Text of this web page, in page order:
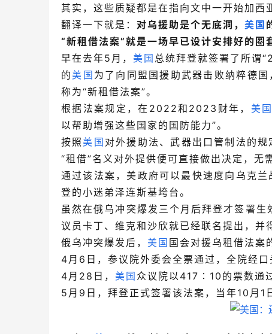
其实，这些质疑都是在指向文中一开始加西
翻译一下就是： 对乌援助是个无底洞， 美国
“新租借法案”就是一场早已设计安排好的圈
早在去年5月， 美国 总统拜登就签署了所谓
的美国 为了向同盟国援助武器击败纳粹德
称为“新租借法案”。
根据法案规定，在2022和2023财年， 美国
以帮助增强这些 国家的国防能力”。
按照美国 对外援助法、武器出口管制法的规
“租借”名义对外提供便可直接做出决定，无
通过该法案，美政府可以最快速度向乌克
登的小迷弟泽连斯基垮台。
虽然在俄乌冲突爆发三个月后拜登才签署
议员卡丁、维克和沙欣就已经联名提出，并
俄乌冲突爆发后， 美国 国会对援乌租借法案
4月6日，参议院外委会全票通过，全院经
4月28日， 美国 众议院以417∶10的票数通
5月9日，拜登正式签署该法案，当年10月1